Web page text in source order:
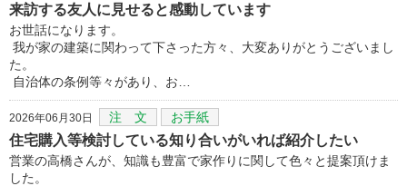
来訪する友人に見せると感動しています
お世話になります。
我が家の建築に関わって下さった方々、大変ありがとうございまし
た。
自治体の条例等々があり、お…
2026年06月30日 注 文 お手紙
住宅購入等検討している知り合いがいれば紹介したい
営業の高橋さんが、知識も豊富で家作りに関して色々と提案頂けま
した。